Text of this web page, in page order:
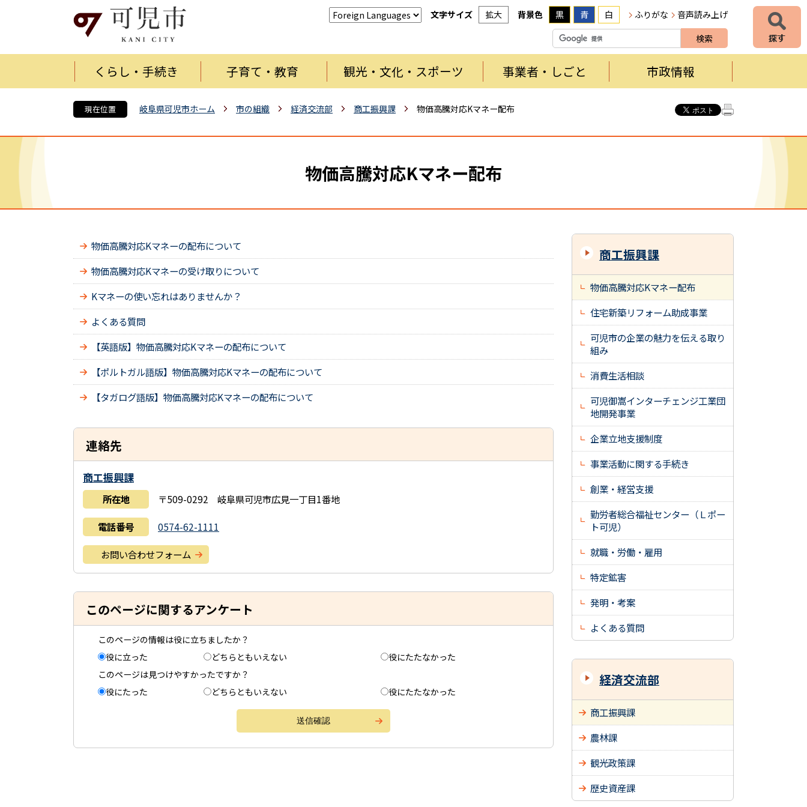
文字サイズ 拡大 背景色 黒 青 白 ふりがな 音声読み上げ
くらし・手続き 子育て・教育 観光・文化・スポーツ 事業者・しごと 市政情報
現在位置 岐阜県可児市ホーム 市の組織 経済交流部 商工振興課 物価高騰対応Kマネー配布
物価高騰対応Kマネー配布
物価高騰対応Kマネーの配布について
物価高騰対応Kマネーの受け取りについて
Kマネーの使い忘れはありませんか？
よくある質問
【英語版】物価高騰対応Kマネーの配布について
【ポルトガル語版】物価高騰対応Kマネーの配布について
【タガログ語版】物価高騰対応Kマネーの配布について
連絡先
商工振興課
所在地 〒509-0292 岐阜県可児市広見一丁目1番地
電話番号 0574-62-1111
お問い合わせフォーム
このページに関するアンケート
このページの情報は役に立ちましたか？
役に立った
どちらともいえない
役にたたなかった
このページは見つけやすかったですか？
役にたった
どちらともいえない 役にたたなかった
商工振興課
物価高騰対応Kマネー配布
住宅新築リフォーム助成事業
可児市の企業の魅力を伝える取り
組み
消費生活相談
可児御嵩インターチェンジ工業団
地開発事業
企業立地支援制度
事業活動に関する手続き
創業・経営支援
勤労者総合福祉センター（Ｌポー
ト可児）
就職・労働・雇用
特定鉱害
発明・考案
よくある質問
経済交流部
商工振興課
農林課
観光政策課
歴史資産課